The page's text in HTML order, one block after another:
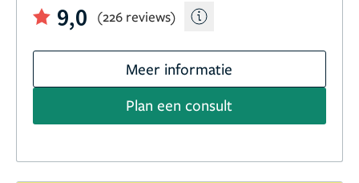
9,0
(226 reviews)
Meer informatie
Plan een consult